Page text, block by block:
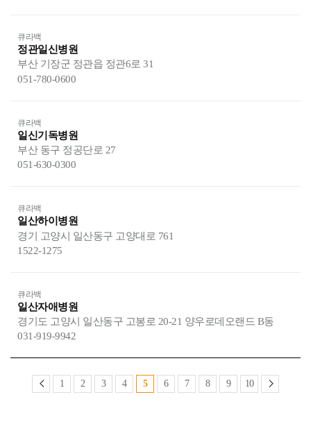
큐라백
정관일신병원
부산 기장군 정관읍 정관6로 31
051-780-0600
큐라백
일신기독병원
부산 동구 정공단로 27
051-630-0300
큐라백
일산하이병원
경기 고양시 일산동구 고양대로 761
1522-1275
큐라백
일산자애병원
경기도 고양시 일산동구 고봉로 20-21 양우로데오랜드 B동
031-919-9942
1 2 3 4 5 6 7 8 9 10